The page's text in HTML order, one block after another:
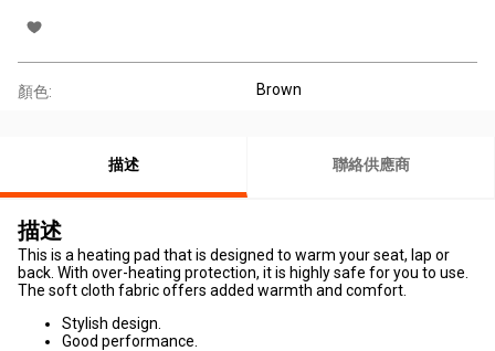
顏色: Brown
描述 聯絡供應商
描述
This is a heating pad that is designed to warm your seat, lap or
back. With over-heating protection, it is highly safe for you to use.
The soft cloth fabric offers added warmth and comfort.
Stylish design.
Good performance.